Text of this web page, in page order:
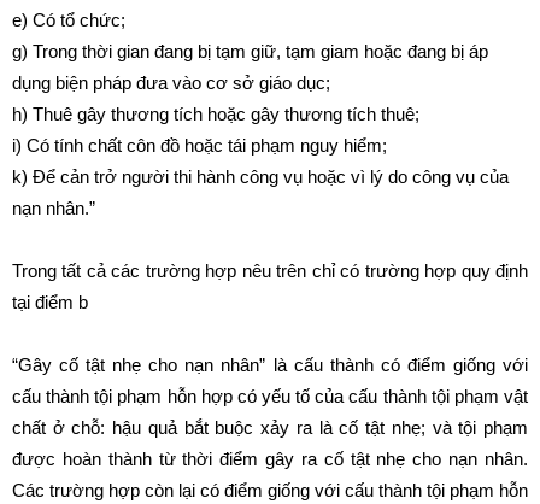
e) Có tổ chức;
g) Trong thời gian đang bị tạm giữ, tạm giam hoặc đang bị áp
dụng biện pháp đưa vào cơ sở giáo dục;
h) Thuê gây thương tích hoặc gây thương tích thuê;
i) Có tính chất côn đồ hoặc tái phạm nguy hiểm;
k) Để cản trở người thi hành công vụ hoặc vì lý do công vụ của
nạn nhân.”
Trong tất cả các trường hợp nêu trên chỉ có trường hợp quy định
tại điểm b
“Gây cố tật nhẹ cho nạn nhân” là cấu thành có điểm giống với
cấu thành tội phạm hỗn hợp có yếu tố của cấu thành tội phạm vật
chất ở chỗ: hậu quả bắt buộc xảy ra là cố tật nhẹ; và tội phạm
được hoàn thành từ thời điểm gây ra cố tật nhẹ cho nạn nhân.
Các trường hợp còn lại có điểm giống với cấu thành tội phạm hỗn